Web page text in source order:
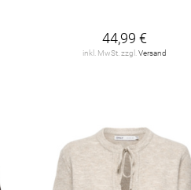
44,99 €
inkl. MwSt. zzgl.Versand